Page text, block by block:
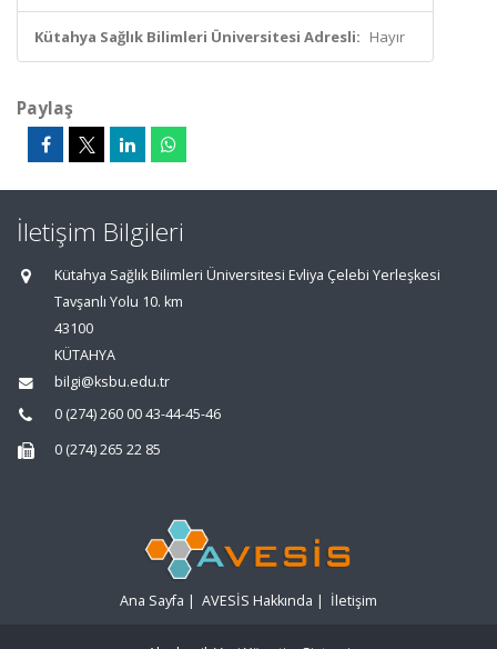
Kütahya Sağlık Bilimleri Üniversitesi Adresli: Hayır
Paylaş
İletişim Bilgileri
Kütahya Sağlık Bilimleri Üniversitesi Evliya Çelebi Yerleşkesi
Tavşanlı Yolu 10. km
43100
KÜTAHYA
bilgi@ksbu.edu.tr
0 (274) 260 00 43-44-45-46
0 (274) 265 22 85
Ana Sayfa | AVESİS Hakkında | İletişim